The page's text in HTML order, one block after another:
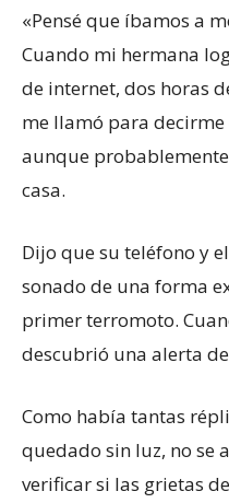
«Pensé que íbamos a
Cuando mi hermana
de internet, dos horas
me llamó para decirme
aunque
casa.
Dijo que su teléfono y
sonado de una forma
primer terromoto.
descubrió una alerta
Como había tantas
quedado sin luz, no se
verificar si las grietas